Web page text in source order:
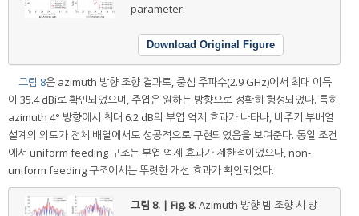
parameter.
Download Original Figure
그림 8은 azimuth 방향 조향 결과로, 중심 주파수(2.9 GHz)에서 최대 이득
이 35.4 dBi로 확인되었으며, 주엽은 원하는 방향으로 정확히 형성되었다. 특히
azimuth 4° 방향에서 최대 6.2 dB의 부엽 억제 효과가 나타나, 비주기 부배열
설계의 의도가 전체 배열에서도 성공적으로 구현되었음을 보여준다. 동일 조건
에서 uniform feeding 구조는 부엽 억제 효과가 제한적이었으나, non-
uniform feeding 구조에서는 뚜렷한 개선 효과가 확인되었다.
그림 8. | Fig. 8.Azimuth 방향 빔 조향 시 방